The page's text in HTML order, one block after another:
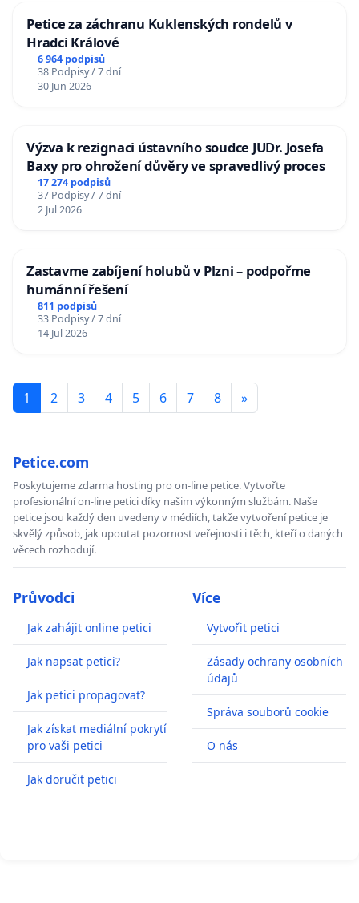
Petice za záchranu Kuklenských rondelů v
Hradci Králové
6 964 podpisů
38 Podpisy / 7 dní
30 Jun 2026
Výzva k rezignaci ústavního soudce JUDr. Josefa
Baxy pro ohrožení důvěry ve spravedlivý proces
17 274 podpisů
37 Podpisy / 7 dní
2 Jul 2026
Zastavme zabíjení holubů v Plzni – podpořme
humánní řešení
811 podpisů
33 Podpisy / 7 dní
14 Jul 2026
1 2 3 4 5 6 7 8 »
Petice.com
Poskytujeme zdarma hosting pro on-line petice. Vytvořte
profesionální on-line petici díky našim výkonným službám. Naše
petice jsou každý den uvedeny v médiích, takže vytvoření petice je
skvělý způsob, jak upoutat pozornost veřejnosti i těch, kteří o daných
věcech rozhodují.
Průvodci
Jak zahájit online petici
Jak napsat petici?
Jak petici propagovat?
Jak získat mediální pokrytí
pro vaši petici
Jak doručit petici
Více
Vytvořit petici
Zásady ochrany osobních
údajů
Správa souborů cookie
O nás